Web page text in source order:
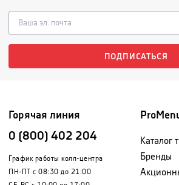
ПОДПИСАТЬСЯ
Горячая линия
0 (800) 402 204
График работы колл-центра
ПН-ПТ с 08:30 до 21:00
Каталог
Бренды